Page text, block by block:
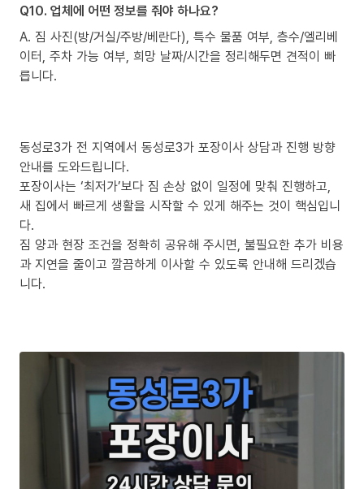
Q10. 업체에 어떤 정보를 줘야 하나요?
A. 짐 사진(방/거실/주방/베란다), 특수 물품 여부, 층수/엘리베
이터, 주차 가능 여부, 희망 날짜/시간을 정리해두면 견적이 빠
릅니다.
동성로3가 전 지역에서 동성로3가 포장이사 상담과 진행 방향
안내를 도와드립니다.
포장이사는 ‘최저가’보다 짐 손상 없이 일정에 맞춰 진행하고,
새 집에서 빠르게 생활을 시작할 수 있게 해주는 것이 핵심입니
다.
짐 양과 현장 조건을 정확히 공유해 주시면, 불필요한 추가 비용
과 지연을 줄이고 깔끔하게 이사할 수 있도록 안내해 드리겠습
니다.